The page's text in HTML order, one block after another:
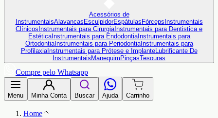
Acessórios de
InstrumentaisAlavancas EsculpidorEspátulas Fórceps Instrumentais
Clínicos Instrumentais para Cirurgia Instrumentais para Dentistica e
EstéticaInstrumentais para EndodontiaInstrumentais para
OrtodontiaInstrumentais para PeriodontiaInstrumentais para
ProfilaxiaInstrumentais para Prótese e ImplanteLubrificante De
Instrumentais Manequim PinçasTesouras
Compre pelo Whatsapp
Menu Minha Conta Buscar Ajuda Carrinho
Home